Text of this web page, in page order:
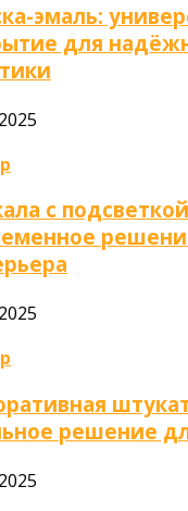
эмаль:
для
с
решение